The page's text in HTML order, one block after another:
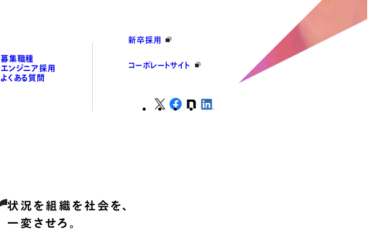
募集職種
エンジニア採用
よくある質問
新卒採用
コーポレートサイト
状況を組織を社会を、
一変させろ。